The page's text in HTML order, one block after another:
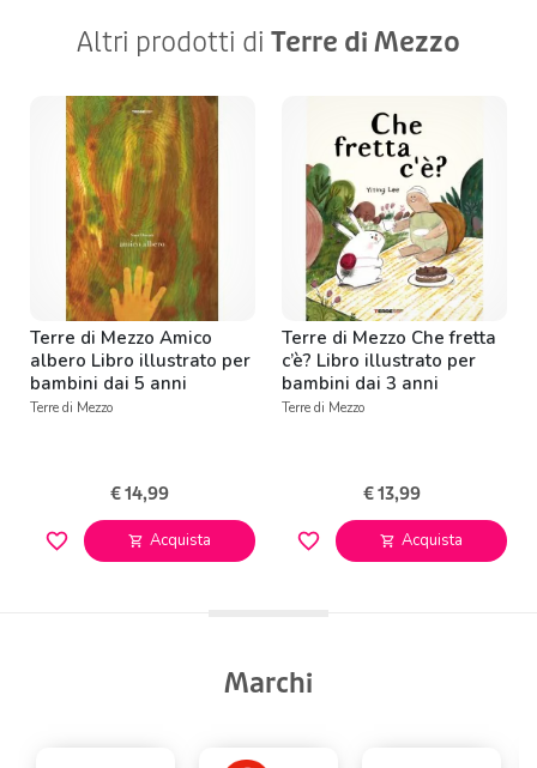
Altri prodotti di Terre di Mezzo
Terre di Mezzo Amico
albero Libro illustrato per
bambini dai 5 anni
Terre di Mezzo
€ 14,99
favorite_border shopping_cart Acquista
Terre di Mezzo Che fretta
c’è? Libro illustrato per
bambini dai 3 anni
Terre di Mezzo
€ 13,99
favorite_border shopping_cart Acquista
Marchi